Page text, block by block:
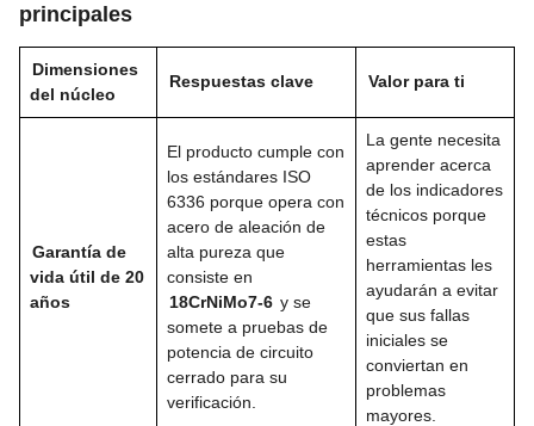
principales
Dimensiones
del núcleo
Respuestas clave Valor para ti
Garantía de
vida útil de 20
años
El producto cumple con
los estándares ISO
6336 porque opera con
acero de aleación de
alta pureza que
consiste en
18CrNiMo7-6 y se
somete a pruebas de
potencia de circuito
cerrado para su
verificación.
La gente necesita
aprender acerca
de los indicadores
técnicos porque
estas
herramientas les
ayudarán a evitar
que sus fallas
iniciales se
conviertan en
problemas
mayores.